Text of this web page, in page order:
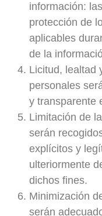
información:
protección de
aplicables
de la
Licitud, lealtad
personales
y transparente
Limitación de
serán
explícitos y
ulteriormente
dichos fines.
Minimización
serán